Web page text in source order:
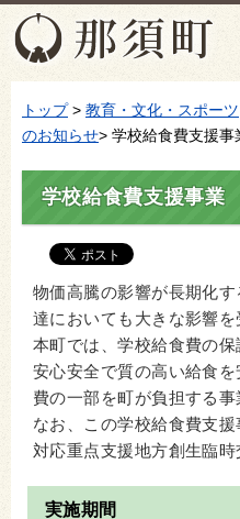
トップ> 教育・文化・スポーツ
のお知らせ> 学校給食費支援事
学校給食費支援事業
物価高騰の影響が長期化
達においても大きな影響を
本町では、学校給食費の保
安心安全で質の高い給食
費の一部を町が負担する事
なお、この学校給食費支
対応重点支援地方創生臨時
実施期間